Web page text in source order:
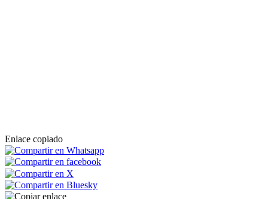
Enlace copiado